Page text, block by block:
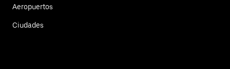
Aeropuertos
Ciudades